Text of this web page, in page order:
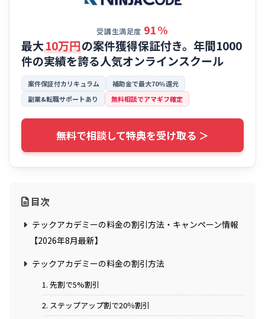
受講生満足度 91%
最大10万円の案件獲得保証付き。年間1000
件の実績を誇る人気オンラインスクール
案件保証付カリキュラム
補助金で最大70%還元
副業&転職サポートあり
無料相談でアマギフ確定
無料で相談して特典を受け取る ＞
目次
テックアカデミーの料金の割引方法・キャンペーン情報
【2026年8月最新】
テックアカデミーの料金の割引方法
1. 先割で5%割引
2. ステップアップ割で20％割引